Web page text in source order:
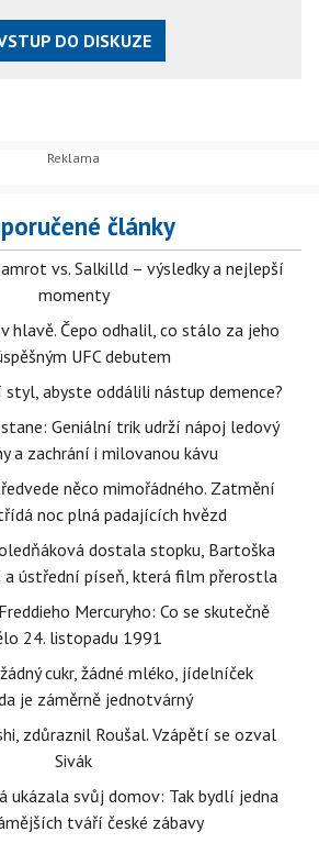
DO DISKUZE
články
vs. Salkilld – výsledky a nejlepší
momenty
hlavě. Čepo odhalil, co stálo za jeho
UFC debutem
abyste oddálili nástup demence?
Geniální trik udrží nápoj ledový
a zachrání i milovanou kávu
něco mimořádného. Zatmění
noc plná padajících hvězd
dostala stopku, Bartoška
ústřední píseň, která film přerostla
Mercuryho: Co se skutečně
24. listopadu 1991
cukr, žádné mléko, jídelníček
je záměrně jednotvárný
zdůraznil Roušal. Vzápětí se ozval
Sivák
ukázala svůj domov: Tak bydlí jedna
tváří české zábavy